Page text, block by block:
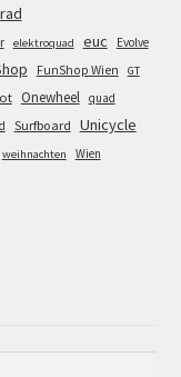
elektroquad euc
Evolve
FunShop Wien GT
Onewheel quad
Surfboard Unicycle
weihnachten
Wien